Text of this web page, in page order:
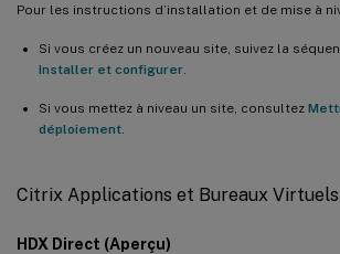
Pour les instructions d’installation et de mise à
Si vous créez un nouveau site, suivez la
Installer et configurer
Si vous mettez à niveau un site, consultez
déploiement
Citrix Applications et Bureaux Virtuels
HDX Direct (Aperçu)